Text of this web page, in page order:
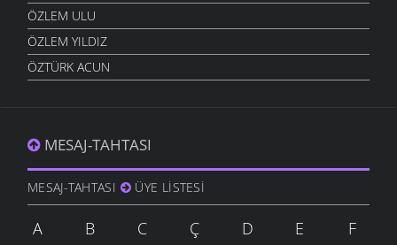
ÖZLEM ULU
ÖZLEM YILDIZ
ÖZTÜRK ACUN
MESAJ-TAHTASI
MESAJ-TAHTASI ÜYE LISTESI
A B C Ç D E
F